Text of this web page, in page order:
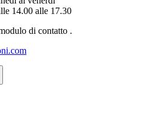
14.00 alle 17.30
di contatto .